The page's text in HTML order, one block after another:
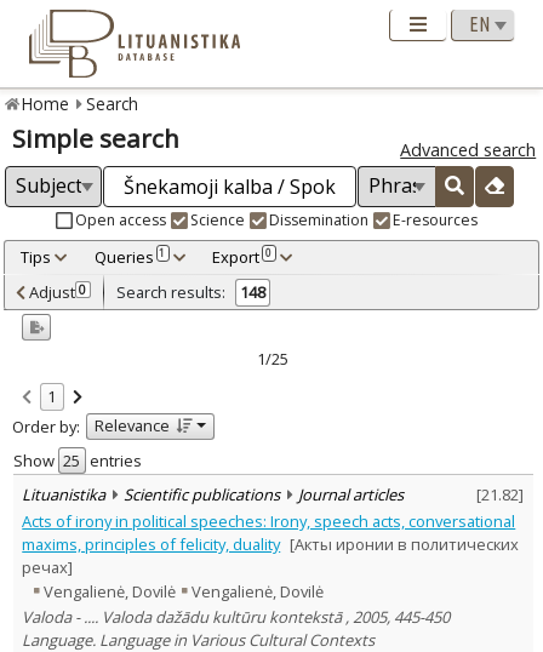
Home Search
Simple search Advanced search
Open access Science Dissemination E-resources
Tips Queries 1 Export 0
Adjusted by criteria 0
Year
Refine
Open access
Scientific publications 140
Dissemination publications
Document Type:
Books & books parts 25
Journal articles 122
Dissertations 1
Subject area
Education
10
Ethnology 5
Philosophy 1
Adjust 0 Search results: 148
1/25
1
Order by:
Relevance
Show
entries
Lituanistika
Scientific publications Journal articles [21.82]
Acts of irony in political speeches: Irony, speech acts, conversational
maxims, principles of felicity, duality [Акты иронии в политических
речах]
Vengalienė, Dovilė
Vengalienė, Dovilė
Valoda - .... Valoda dažādu kultūru kontekstā , 2005, 445-450
Language. Language in Various Cultural Contexts